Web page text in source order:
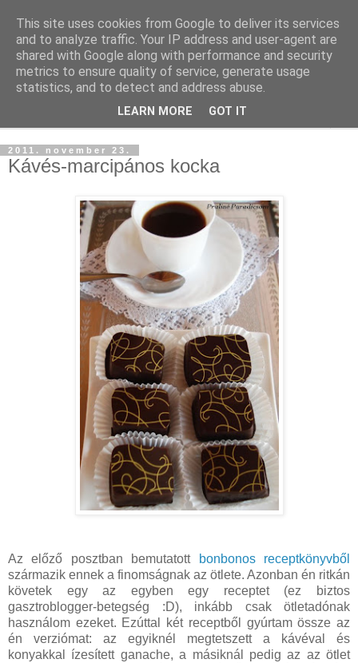
2011. november 23.
Kávés-marcipános kocka
Az előző posztban bemutatott
bonbonos receptkönyvből
származik ennek a finomságnak az ötlete. Azonban én ritkán
követek egy az egyben egy receptet (ez biztos
gasztroblogger-betegség :D), inkább csak ötletadónak
használom ezeket. Ezúttal két receptből gyúrtam össze az
én verziómat: az egyiknél megtetszett a kávéval és
konyakkal ízesített ganache, a másiknál pedig az az ötlet
This site uses cookies from Google to deliver its services
and to analyze traffic. Your IP address and user-agent are
shared with Google along with performance and security
metrics to ensure quality of service, generate usage
statistics, and to detect and address abuse.
LEARN MORE GOT IT